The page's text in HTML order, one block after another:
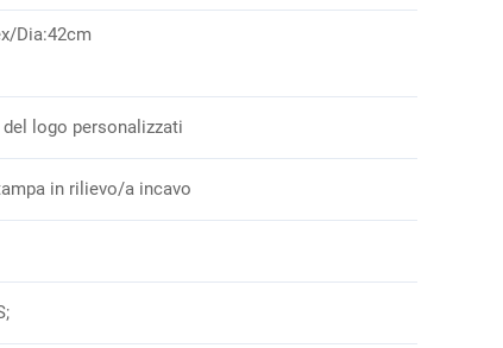
Dia:42cm
logo personalizzati
in rilievo/a incavo